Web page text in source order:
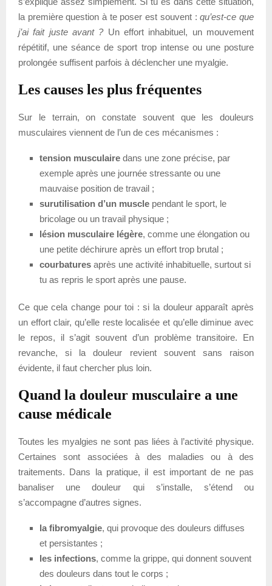
la première question à te poser est souvent :qu’est-ce que
j’ai fait juste avant ?Un effort inhabituel, un mouvement
répétitif, une séance de sport trop intense ou une posture
prolongée suffisent parfois à déclencher une myalgie.
Les causes les plus fréquentes
Sur le terrain, on constate souvent que les douleurs
musculaires viennent de l’un de ces mécanismes :
tension musculaire dans une zone précise, par
exemple après une journée stressante ou une
mauvaise position de travail ;
surutilisation d’un muscle pendant le sport, le
bricolage ou un travail physique ;
lésion musculaire légère, comme une élongation ou
une petite déchirure après un effort trop brutal ;
courbatures après une activité inhabituelle, surtout si
tu as repris le sport après une pause.
Ce que cela change pour toi : si la douleur apparaît après
un effort clair, qu’elle reste localisée et qu’elle diminue avec
le repos, il s’agit souvent d’un problème transitoire. En
revanche, si la douleur revient souvent sans raison
évidente, il faut chercher plus loin.
Quand la douleur musculaire a une
cause médicale
Toutes les myalgies ne sont pas liées à l’activité physique.
Certaines sont associées à des maladies ou à des
traitements. Dans la pratique, il est important de ne pas
banaliser une douleur qui s’installe, s’étend ou
s’accompagne d’autres signes.
la fibromyalgie, qui provoque des douleurs diffuses
et persistantes ;
les infections, comme la grippe, qui donnent souvent
des douleurs dans tout le corps ;